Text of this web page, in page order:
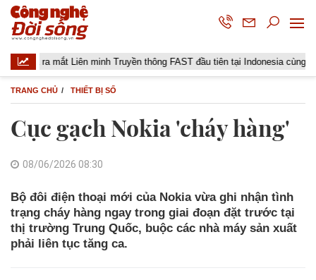
ra mắt Liên minh Truyền thông FAST đầu tiên tại Indonesia cùng các đài
TRANG CHỦ THIẾT BỊ SỐ
Cục gạch Nokia 'cháy hàng'
08/06/2026 08:30
Bộ đôi điện thoại mới của Nokia vừa ghi nhận tình
trạng cháy hàng ngay trong giai đoạn đặt trước tại
thị trường Trung Quốc, buộc các nhà máy sản xuất
phải liên tục tăng ca.